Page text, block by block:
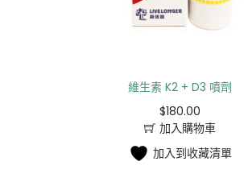
維生素 K2 + D3 噴劑
$180.00
加入購物車
加入到收藏清單